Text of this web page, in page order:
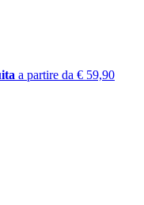
a partire da € 59,90